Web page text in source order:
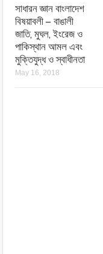
সাধারন জ্ঞান বাংলাদেশ
বিষয়াবলী – বাঙালী
জাতি, মুঘল, ইংরেজ ও
পাকিস্থান আমল এবং
মুক্তিযুদ্ধ ও স্বাধীনতা
May 16, 2018